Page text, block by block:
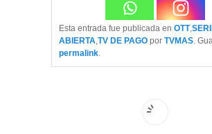
Esta entrada fue publicada en OTT,
ABIERTA TV DE PAGO por TVMAS .
permalink